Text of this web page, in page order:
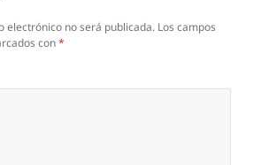
electrónico no será publicada. Los campos
con*